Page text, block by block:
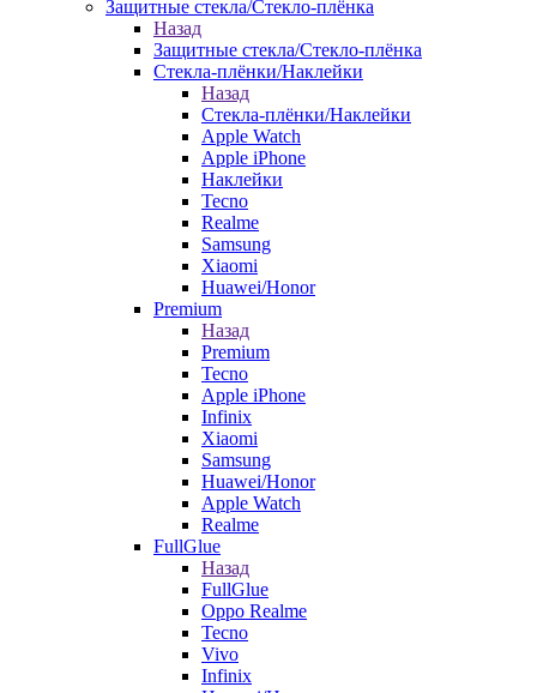
Защитные стекла/Стекло-плёнка
Назад
Защитные стекла/Стекло-плёнка
Стекла-плёнки/Наклейки
Назад
Стекла-плёнки/Наклейки
Apple Watch
Apple iPhone
Наклейки
Tecno
Realme
Samsung
Xiaomi
Huawei/Honor
Premium
Назад
Premium
Tecno
Apple iPhone
Infinix
Xiaomi
Samsung
Huawei/Honor
Apple Watch
Realme
FullGlue
Назад
FullGlue
Oppo Realme
Tecno
Vivo
Infinix